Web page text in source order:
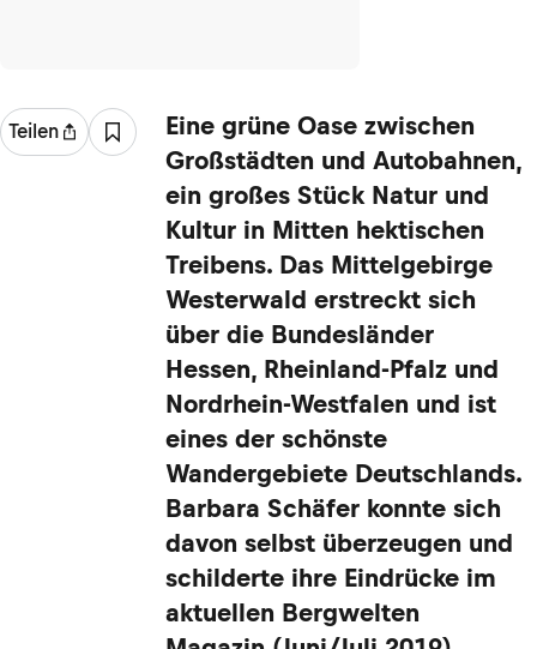
Teilen
Eine grüne Oase zwischen
Großstädten und Autobahnen,
ein großes Stück Natur und
Kultur in Mitten hektischen
Treibens. Das Mittelgebirge
Westerwald erstreckt sich
über die Bundesländer
Hessen, Rheinland-Pfalz und
Nordrhein-Westfalen und ist
eines der schönste
Wandergebiete Deutschlands.
Barbara Schäfer konnte sich
davon selbst überzeugen und
schilderte ihre Eindrücke im
aktuellen Bergwelten